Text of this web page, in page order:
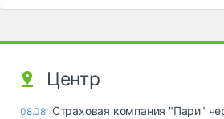
Центр
08.08 Страховая компания "Пари"